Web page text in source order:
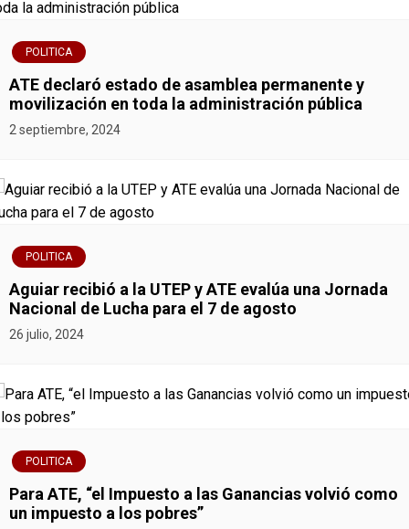
ó
n
d
e
t
r
a
d
a
s
POLITICA
ATE declaró estado de asamblea permanente y
movilización en toda la administración pública
2 septiembre, 2024
POLITICA
Aguiar recibió a la UTEP y ATE evalúa una Jornada
Nacional de Lucha para el 7 de agosto
26 julio, 2024
POLITICA
Para ATE, “el Impuesto a las Ganancias volvió como
un impuesto a los pobres”